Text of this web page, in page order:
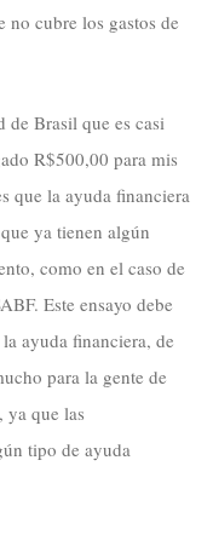
no cubre los gastos de
Brasil que es casi
R$500,00 para mis
que la ayuda financiera
ya tienen algún
como en el caso de
Este ensayo debe
ayuda financiera, de
para la gente de
ya que las
tipo de ayuda